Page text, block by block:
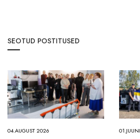
SEOTUD POSTITUSED
04.AUGUST 2026